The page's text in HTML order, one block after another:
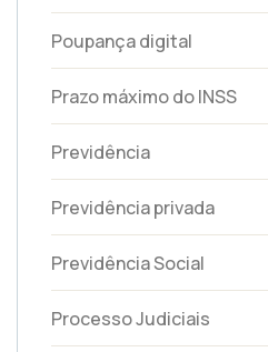
Poupança digital
Prazo máximo do INSS
Previdência
Previdência privada
Previdência Social
Processo Judiciais